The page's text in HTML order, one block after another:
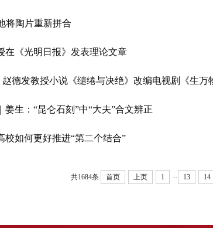
将陶片重新拼合
在《光明日报》发表理论文章
赵德发教授小说《缱绻与决绝》改编电视剧《生万
姜生：“昆仑石刻”中“大夫”合文辨正
校如何更好推进“第二个结合”
共1684条 首页 上页 1 ... 13 14